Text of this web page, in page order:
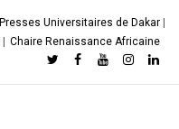
Presses Universitaires de Dakar
Chaire Renaissance Africaine